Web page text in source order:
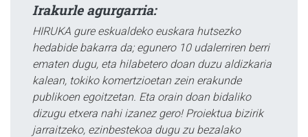
Irakurle agurgarria:
HIRUKA gure eskualdeko euskara hutsezko
hedabide bakarra da; egunero 10 udalerriren berri
ematen dugu, eta hilabetero doan duzu aldizkaria
kalean, tokiko komertzioetan zein erakunde
publikoen egoitzetan. Eta orain doan bidaliko
dizugu etxera nahi izanez gero! Proiektua bizirik
jarraitzeko, ezinbestekoa dugu zu bezalako